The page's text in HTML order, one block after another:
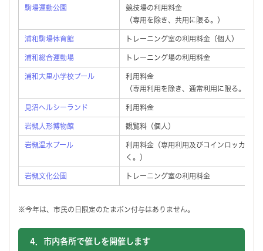
駒場運動公園
競技場の利用料金
（専用を除き、共用に限る。）
浦和駒場体育館 トレーニング室の利用料金（個人）
浦和総合運動場 トレーニング場の利用料金
浦和大里小学校プール
利用料金
（専用利用を除き、通常利用に限る。）
見沼ヘルシーランド 利用料金
岩槻人形博物館 観覧料（個人）
岩槻温水プール
利用料金（専用利用及びコインロッカーを
く。）
岩槻文化公園 トレーニング室の利用料金
※今年は、市民の日限定のたまポン付与はありません。
4．市内各所で催しを開催します